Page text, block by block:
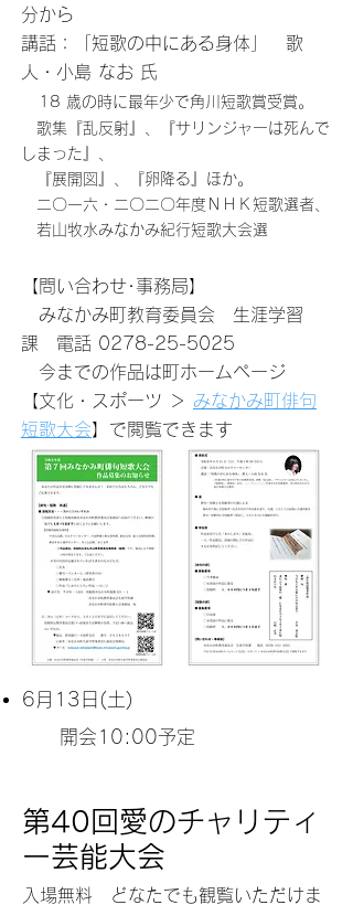
分から
講話：「短歌の中にある身体」 歌
人・小島 なお 氏
18 歳の時に最年少で角川短歌賞受賞。
歌集『乱反射』、『サリンジャーは死んで
しまった』、
『展開図』、『卵降る』ほか。
二〇一六・二〇二〇年度ＮＨＫ短歌選者、
若山牧水みなかみ紀行短歌大会選
【問い合わせ･事務局】
みなかみ町教育委員会 生涯学習
課 電話 0278-25-5025
今までの作品は町ホームページ
【文化・スポーツ ＞ みなかみ町俳句
短歌大会】で閲覧できます
6月13 日(土)
開会10:00予定
第40回愛のチャリティ
ー芸能大会
入場無料 どなたでも観覧いただけま